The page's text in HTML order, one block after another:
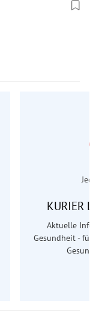
KURIER
Aktuelle
Gesundheit - für